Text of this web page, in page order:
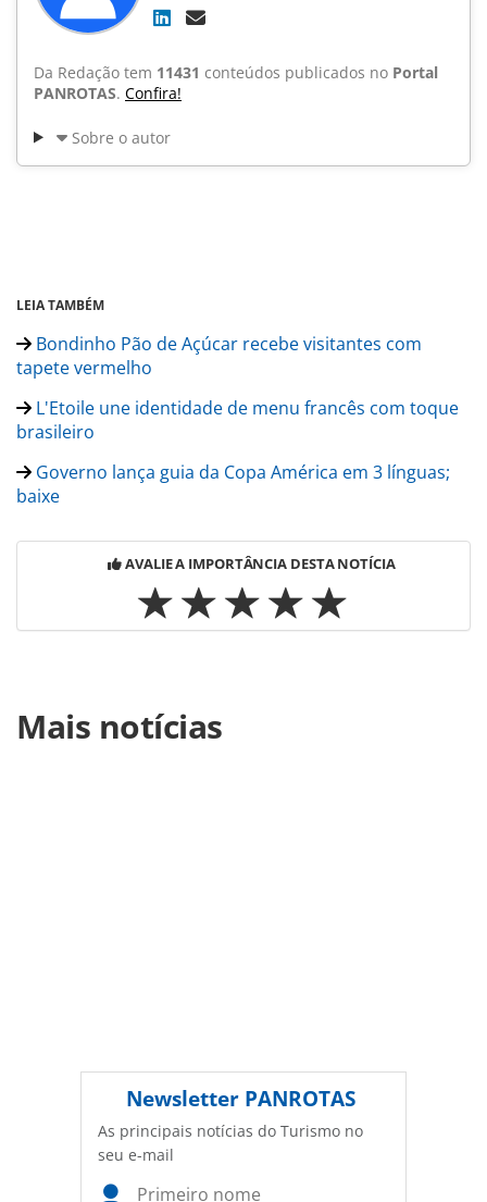
Da Redação tem 11431 conteúdos publicados no Portal
PANROTAS. Confira!
Sobre o autor
LEIA TAMBÉM
Bondinho Pão de Açúcar recebe visitantes com
tapete vermelho
L'Etoile une identidade de menu francês com toque
brasileiro
Governo lança guia da Copa América em 3 línguas;
baixe
AVALIE A IMPORTÂNCIA DESTA NOTÍCIA
https://www.panrotas.com.br/rio/eventos/2019/06/
do-rj-transformara-copa-america-em-
Mais notícias
Newsletter PANROTAS
As principais notícias do Turismo no
seu e-mail